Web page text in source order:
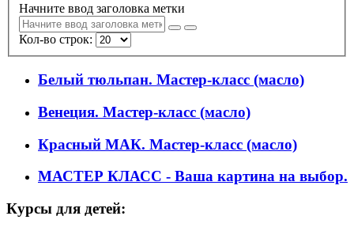
Начните ввод заголовка метки
Кол-во строк:
Белый тюльпан. Мастер-класс (масло)
Венеция. Мастер-класс (масло)
Красный МАК. Мастер-класс (масло)
МАСТЕР КЛАСС - Ваша картина на выбор.
Курсы для детей: